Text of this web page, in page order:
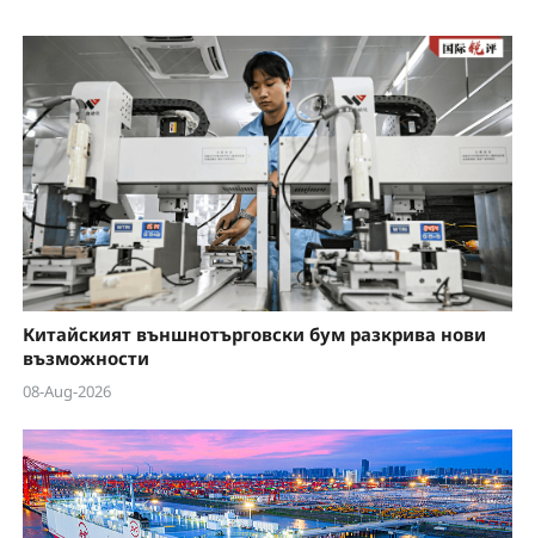
y
V
i
d
e
o
Китайският външнотърговски бум разкрива нови
възможности
08-Aug-2026